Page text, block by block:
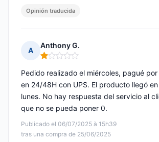
Opinión traducida
A
Anthony G.
Nota: 1 de 5
Publicado el 06/07/2025 à 15h39
tras una compra de 25/06/2025
Pedido realizado el miércoles, pagué
en 24/48H con UPS. El producto llegó
lunes. No hay respuesta del servicio al
que no se pueda poner 0.